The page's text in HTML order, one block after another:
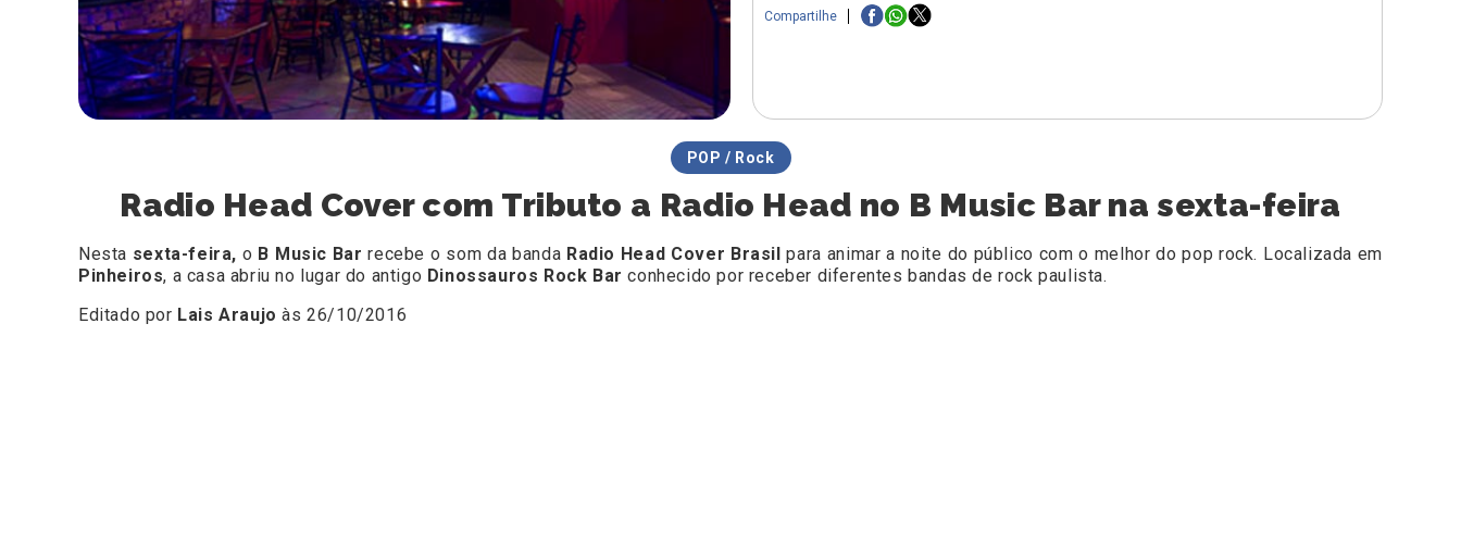
Compartilhe
POP / Rock
Radio Head Cover com Tributo a Radio Head no B Music Bar na sexta-feira
Nesta sexta-feira, o B Music Barrecebe o som da banda Radio Head Cover Brasilpara animar a noite do público com o melhor do pop rock. Localizada em
Pinheiros, a casa abriu no lugar do antigo Dinossauros Rock Barconhecido por receber diferentes bandas de rock paulista.
Editado por Lais Araujo às 26/10/2016